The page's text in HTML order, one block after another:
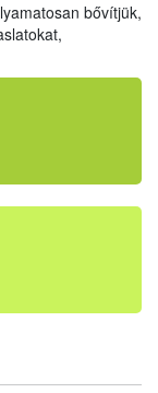
bővítjük,